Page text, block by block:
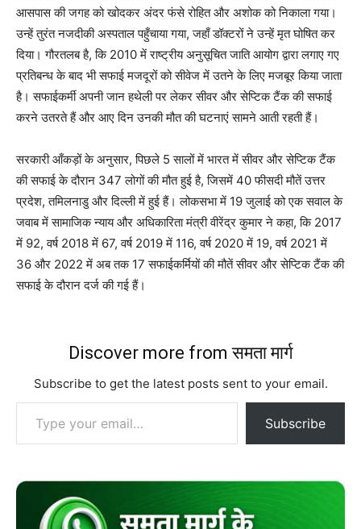
आसपास की जगह को खोदकर अंदर फंसे रोहित और अशोक को निकाला गया।
उन्हें तुरंत नजदीकी अस्पताल पहुँचाया गया, जहाँ डॉक्टरों ने उन्हें मृत घोषित कर
दिया। गौरतलब है, कि 2010 में राष्ट्रीय अनुसूचित जाति आयोग द्वारा लगाए गए
प्रतिबन्ध के बाद भी सफाई मजदूरों को सीवेज में उतने के लिए मजबूर किया जाता
है। सफाईकर्मी अपनी जान हथेली पर लेकर सीवर और सेप्टिक टैंक की सफाई
करने उतरते हैं और आए दिन उनकी मौत की घटनाएं सामने आती रहती हैं।
सरकारी आँकड़ों के अनुसार, पिछले 5 सालों में भारत में सीवर और सेप्टिक टैंक
की सफाई के दौरान 347 लोगों की मौत हुई है, जिसमें 40 फीसदी मौतें उत्तर
प्रदेश, तमिलनाडु और दिल्ली में हुई हैं। लोकसभा में 19 जुलाई को एक सवाल के
जवाब में सामाजिक न्याय और अधिकारिता मंत्री वीरेंद्र कुमार ने कहा, कि 2017
में 92, वर्ष 2018 में 67, वर्ष 2019 में 116, वर्ष 2020 में 19, वर्ष 2021 में
36 और 2022 में अब तक 17 सफाईकर्मियों की मौतें सीवर और सेप्टिक टैंक की
सफाई के दौरान दर्ज की गई हैं।
Discover more from समता मार्ग
Subscribe to get the latest posts sent to your email.
Type your email…
Subscribe